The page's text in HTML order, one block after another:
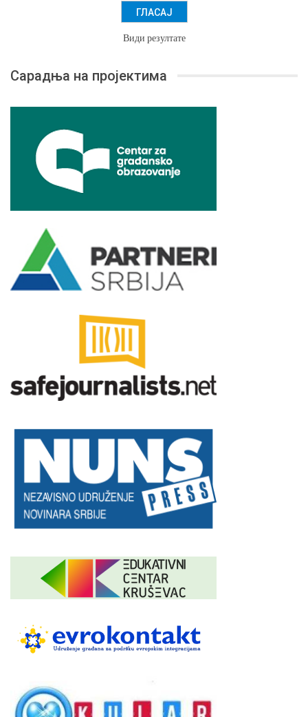
Види резултате
Сарадња на пројектима